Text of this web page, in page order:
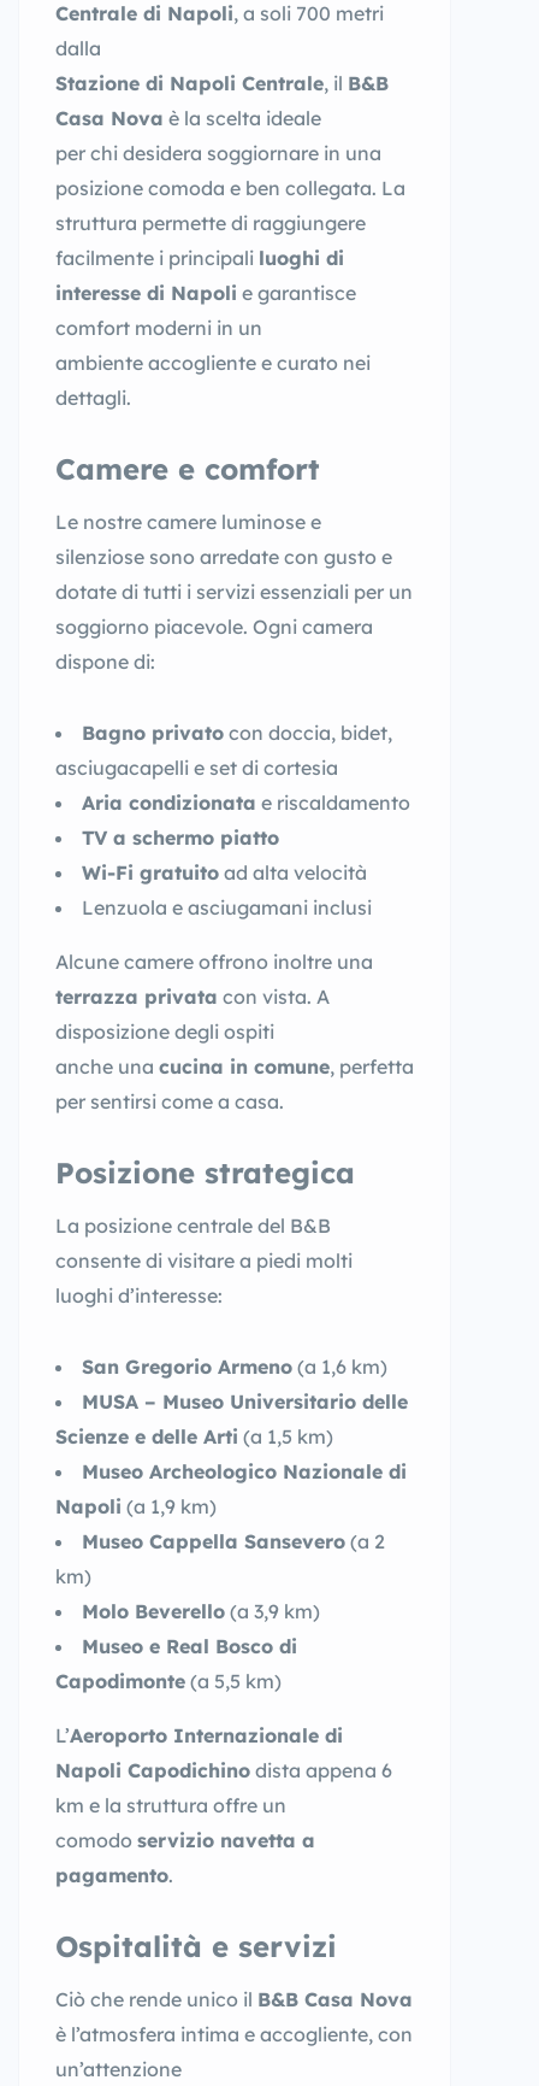
Centrale di Napoli, a soli 700 metri
dalla
Stazione di Napoli Centrale, il B&B
Casa Nova è la scelta ideale
per chi desidera soggiornare in una
posizione comoda e ben collegata. La
struttura permette di raggiungere
facilmente i principali luoghi di
interesse di Napoli e garantisce
comfort moderni in un
ambiente accogliente e curato nei
dettagli.
Camere e comfort
Le nostre camere luminose e
silenziose sono arredate con gusto e
dotate di tutti i servizi essenziali per un
soggiorno piacevole. Ogni camera
dispone di:
Bagno privato con doccia, bidet,
asciugacapelli e set di cortesia
Aria condizionata e riscaldamento
TV a schermo piatto
Wi-Fi gratuito ad alta velocità
Lenzuola e asciugamani inclusi
Alcune camere offrono inoltre una
terrazza privata con vista. A
disposizione degli ospiti
anche una cucina in comune, perfetta
per sentirsi come a casa.
Posizione strategica
La posizione centrale del B&B
consente di visitare a piedi molti
luoghi d’interesse:
San Gregorio Armeno (a 1,6 km)
MUSA – Museo Universitario delle
Scienze e delle Arti (a 1,5 km)
Museo Archeologico Nazionale di
Napoli (a 1,9 km)
Museo Cappella Sansevero (a 2
km)
Molo Beverello (a 3,9 km)
Museo e Real Bosco di
Capodimonte (a 5,5 km)
L’Aeroporto Internazionale di
Napoli Capodichino dista appena 6
km e la struttura offre un
comodo servizio navetta a
pagamento.
Ospitalità e servizi
Ciò che rende unico il B&B Casa Nova
è l’atmosfera intima e accogliente, con
un’attenzione